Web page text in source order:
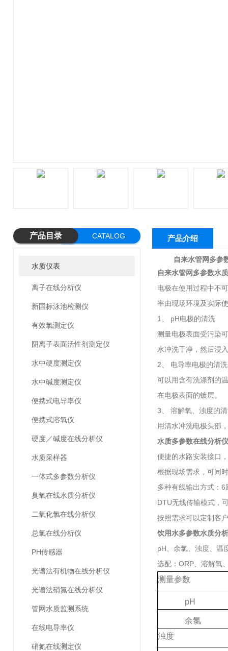
产品目录 CATALOG
水质仪表
离子在线分析仪
新国标泳池检测仪
有效氯测定仪
阴离子表面活性剂测定仪
水中硬度测定仪
水中碱度测定仪
便携式电导率仪
便携式溶氧仪
硬度／碱度在线分析仪
水质采样器
一体式多参数分析仪
臭氧在线水质分析仪
二氧化氯在线分析仪
总氯在线分析仪
PH传感器
光谱法有机物在线分析仪
光谱法硝氮在线分析仪
管网水质监测系统
在线电导率仪
硝氮在线测定仪
产品介绍
自来水管网多参
自来水管网多参数水
电极在使用过程中不
率由现场环境及实际
1、 pH电极的清洗
测量电极表面受污染
水冲洗干净，然后浸
2、 电导率电极的清洗
可以用含有洗涤剂的
在电极表面的镀层。
3、 溶解氧、浊度的
用清水冲洗电极头部
水质多参数在线分析仪
便捷的水路安装接口
根据现场需求，可同
多种有线输出方式：
DTU无线传输模式，
按照需求可以定制客
饮用水多参数水质分
pH、余氯、浊度、温
选配：ORP、溶解氧
测量参数
pH
余氯
浊度